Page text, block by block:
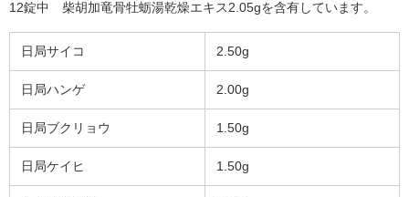
12錠中 柴胡加竜骨牡蛎湯乾燥エキス2.05gを含有しています。
日局サイコ 2.50g
日局ハンゲ 2.00g
日局ブクリョウ 1.50g
日局ケイヒ 1.50g